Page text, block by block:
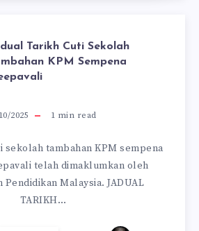
Tarikh Cuti Sekolah
KPM Sempena
2025 1 min read
sekolah tambahan KPM sempena
telah dimaklumkan oleh
Pendidikan Malaysia. JADUAL
TARIKH…